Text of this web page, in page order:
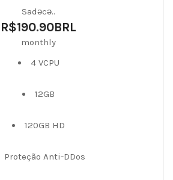
Sadəcə..
R$190.90BRL
monthly
4 VCPU
12GB
120GB HD
Proteção Anti-DDos